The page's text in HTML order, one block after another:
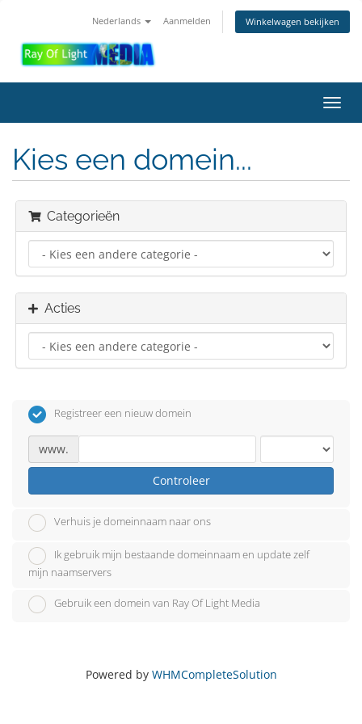
Nederlands Aanmelden Winkelwagen bekijken
in-/
Kies een domein...
Categorieën
Acties
Registreer een nieuw domein
www.
Controleer
Verhuis je domeinnaam naar ons
Ik gebruik mijn bestaande domeinnaam en update zelf
mijn naamservers
Gebruik een domein van Ray Of Light Media
Powered by WHMCompleteSolution